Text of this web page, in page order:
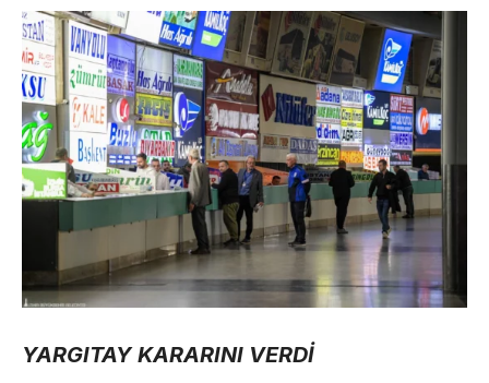
YARGITAY KARARINI VERDİ